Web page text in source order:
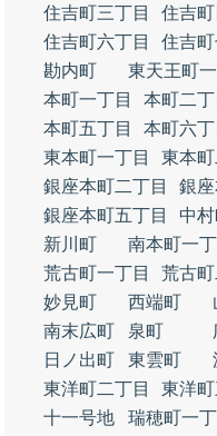
住吉町三丁目
住吉町
住吉町六丁目
住吉町
勘内町
東天王町
本町一丁目
本町二丁
本町五丁目
本町六丁
東本町一丁目
東本町
銀座本町二丁目
銀
銀座本町五丁目
中
新川町
南本町一丁
荒古町一丁目
荒古町
妙見町
西端町
南末広町
泉町
日ノ出町
東雲町
東洋町二丁目
東洋町
十一号地
瑞穂町一丁